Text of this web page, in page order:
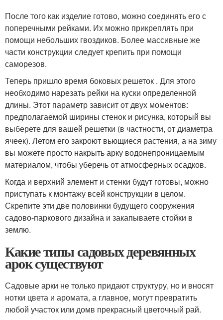
После того как изделие готово, можно соединять его с
поперечными рейками. Их можно прикреплять при
помощи небольших гвоздиков. Более массивные же
части конструкции следует крепить при помощи
саморезов.
Теперь пришло время боковых решеток . Для этого
необходимо нарезать рейки на куски определенной
длины. Этот параметр зависит от двух моментов:
предполагаемой ширины стенок и рисунка, который вы
выберете для вашей решетки (в частности, от диаметра
ячеек). Летом его закроют вьющиеся растения, а на зиму
вы можете просто накрыть арку водонепроницаемым
материалом, чтобы уберечь от атмосферных осадков.
Когда и верхний элемент и стенки будут готовы, можно
приступать к монтажу всей конструкции в целом.
Скрепите эти две половинки будущего сооружения
садово-паркового дизайна и закапываете стойки в
землю.
Какие типы садовых деревянных
арок существуют
Садовые арки не только придают структуру, но и вносят
нотки цвета и аромата, а главное, могут превратить
любой участок или домв прекрасный цветочный рай.